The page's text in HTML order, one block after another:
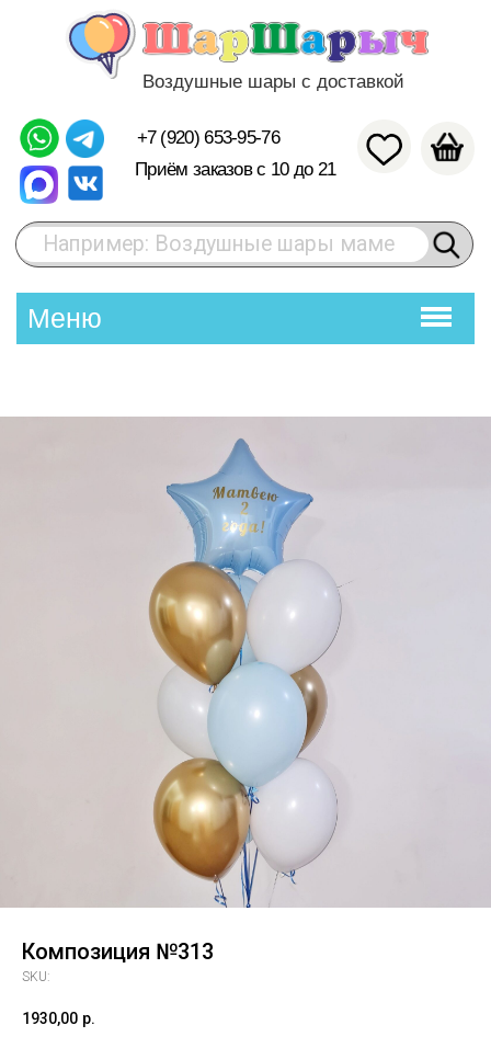
Воздушные шары с доставкой
Приём заказов с 10 до 21
Меню
Например: Воздушные шары маме
Композиция №313
SKU:
1930,00 р.